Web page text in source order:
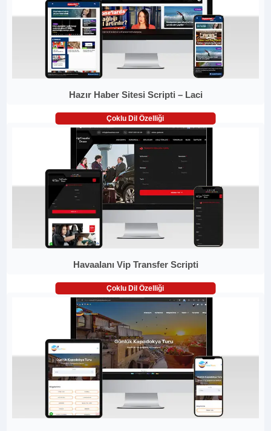
Hazır Haber Sitesi Scripti – Laci
Çoklu Dil Özelliği
Havaalanı Vip Transfer Scripti
Çoklu Dil Özelliği